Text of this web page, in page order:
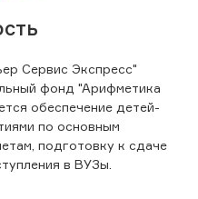
Сервис Экспресс"
фонд "Арифметика
обеспечение детей-
по основным
подготовку к сдаче
в ВУЗы.